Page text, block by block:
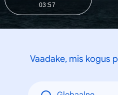
03:57
Vaadake, mis kogus